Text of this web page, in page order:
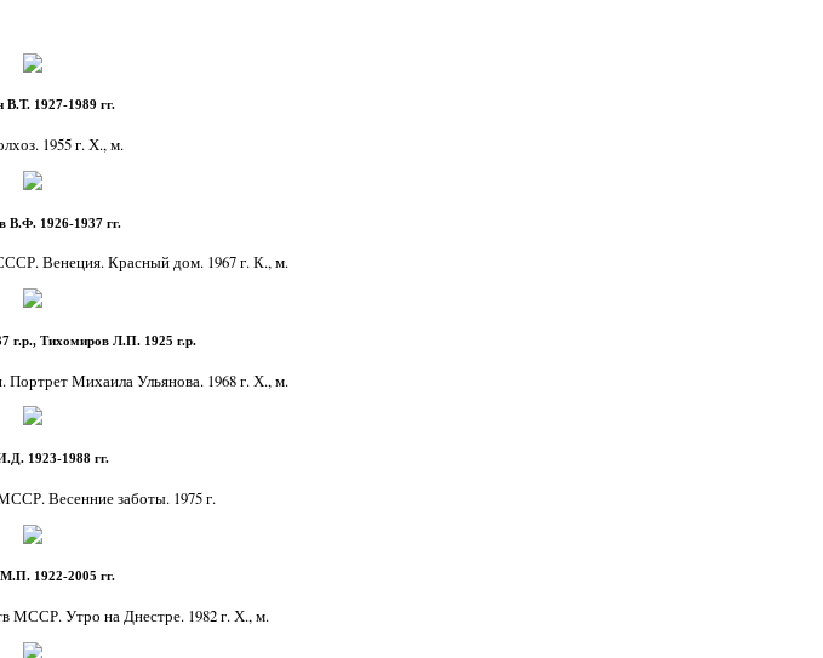
В.Т. 1927-1989 гг.
1955 г. Х., м.
В.Ф. 1926-1937 гг.
Венеция. Красный дом. 1967 г. К., м.
г.р., Тихомиров Л.П. 1925 г.р.
Михаила Ульянова. 1968 г. Х., м.
1923-1988 гг.
Весенние заботы. 1975 г.
1922-2005 гг.
МССР. Утро на Днестре. 1982 г. Х., м.